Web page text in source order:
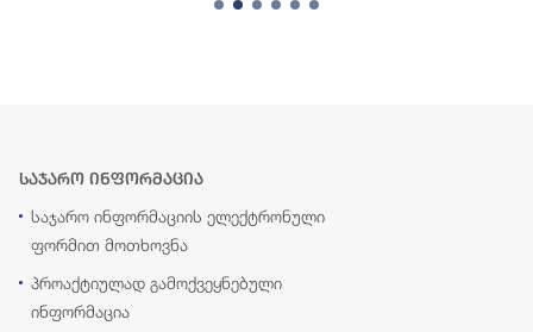
საჯარო ინფორმაცია
საჯარო ინფორმაციის ელექტრონული
ფორმით მოთხოვნა
პროაქტიულად გამოქვეყნებული
ინფორმაცია